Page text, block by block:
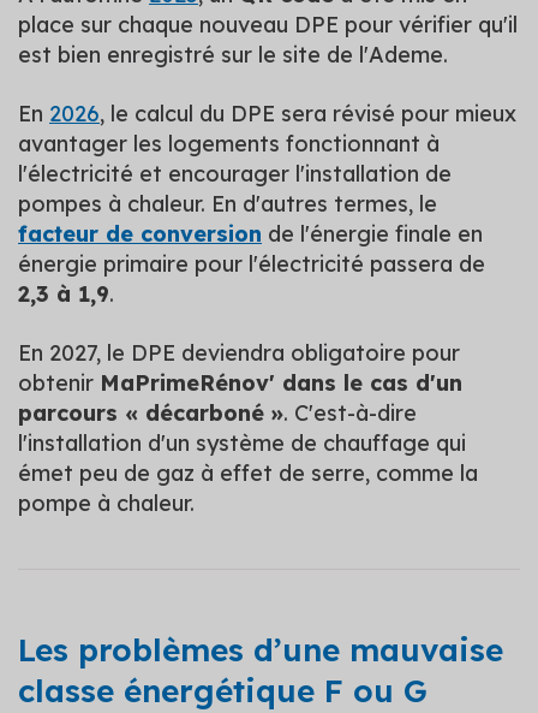
place sur chaque nouveau DPE pour vérifier qu'il
est bien enregistré sur le site de l'Ademe.
En 2026, le calcul du DPE sera révisé pour mieux
avantager les logements fonctionnant à
l'électricité et encourager l'installation de
pompes à chaleur. En d'autres termes, le
facteur de conversion de l'énergie finale en
énergie primaire pour l'électricité passera de
2,3 à 1,9.
En 2027, le DPE deviendra obligatoire pour
obtenir MaPrimeRénov' dans le cas d'un
parcours « décarboné ». C'est-à-dire
l'installation d'un système de chauffage qui
émet peu de gaz à effet de serre, comme la
pompe à chaleur.
Les problèmes d’une mauvaise
classe énergétique F ou G